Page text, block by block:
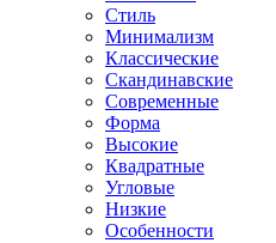
Стиль
Минимализм
Классические
Скандинавские
Современные
Форма
Высокие
Квадратные
Угловые
Низкие
Особенности